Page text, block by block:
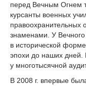
перед Вечным Огнем
курсанты военных
правоохранительных
знаменами. У
в исторической
эпохи до наших
у многотысячной
В 2008 г. впервые